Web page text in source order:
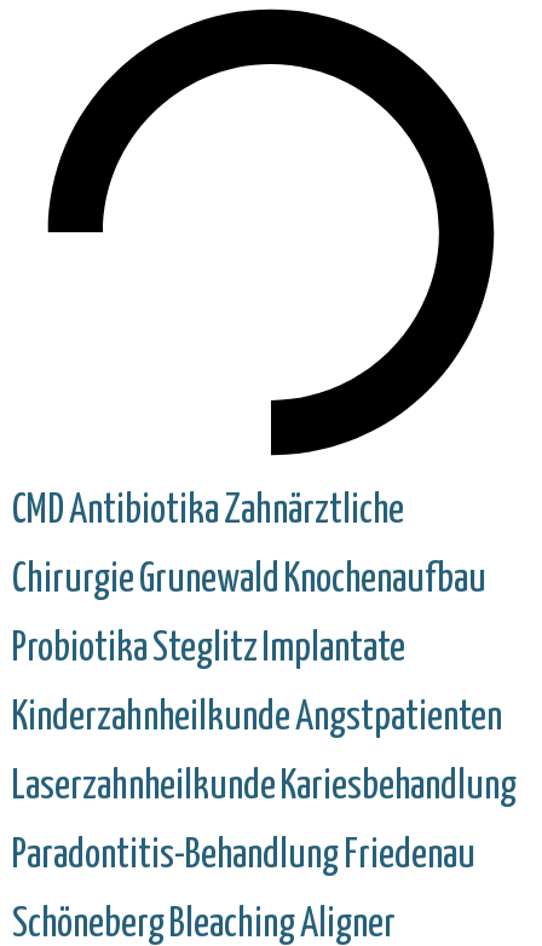
CMDAntibiotikaZahnärztliche
ChirurgieGrunewald Knochenaufbau
ProbiotikaSteglitz Implantate
KinderzahnheilkundeAngstpatienten
Laserzahnheilkunde Kariesbehandlung
Paradontitis-Behandlung Friedenau
Schöneberg BleachingAligner